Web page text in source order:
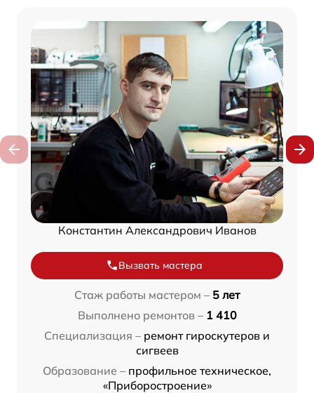
Константин Александрович Иванов
Вызвать мастера
Стаж работы мастером – 5 лет
Выполнено ремонтов – 1 410
Специализация – ремонт гироскутеров и
сигвеев
Образование – профильное техническое,
«Приборостроение»